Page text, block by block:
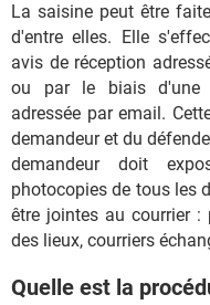
La saisine peut être
d'entre elles. Elle
avis de réception
ou par le biais d'une
adressée par email.
demandeur et du
demandeur doit
photocopies de tous les
être jointes au courrier
des lieux, courriers
Quelle est la